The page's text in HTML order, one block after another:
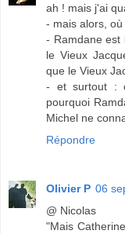
ah ! mais j'ai
- mais alors,
- Ramdane est
le Vieux
que le Vieux
- et surtout :
pourquoi
Michel ne
Répondre
Olivier P 06
@ Nicolas
"Mais